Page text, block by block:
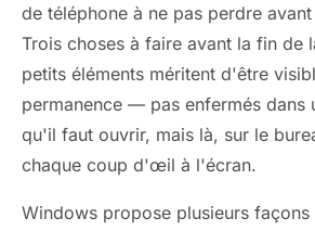
de téléphone à ne pas perdre
Trois choses à faire avant la fin de
petits éléments méritent d'être
permanence — pas enfermés dans
qu'il faut ouvrir, mais là, sur le
chaque coup d'œil à l'écran.
Windows propose plusieurs